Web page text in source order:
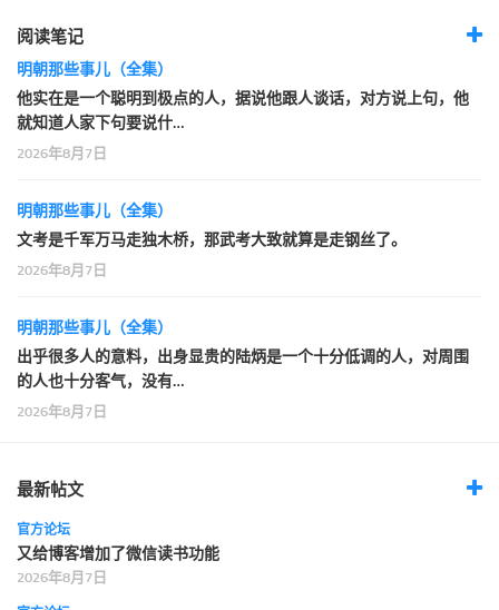
阅读笔记
明朝那些事儿（全集）
他实在是一个聪明到极点的人，据说他跟人谈话，对方说上句，他
就知道人家下句要说什…
2026年8月7日
明朝那些事儿（全集）
文考是千军万马走独木桥，那武考大致就算是走钢丝了。
2026年8月7日
明朝那些事儿（全集）
出乎很多人的意料，出身显贵的陆炳是一个十分低调的人，对周围
的人也十分客气，没有…
2026年8月7日
最新帖文
官方论坛
又给博客增加了微信读书功能
2026年8月7日